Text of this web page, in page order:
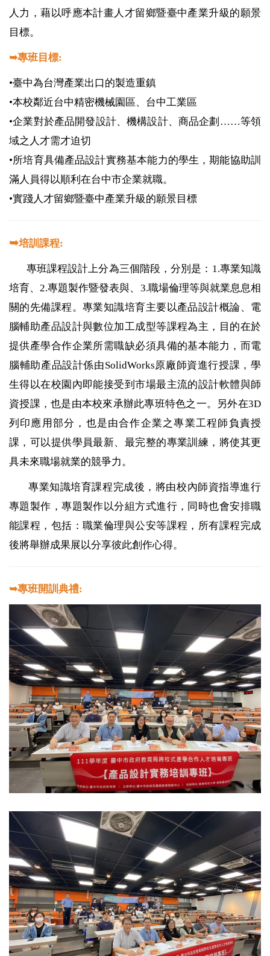
人力，藉以呼應本計畫人才留鄉暨臺中產業升級的願景
目標。
➥專班目標:
•臺中為台灣產業出口的製造重鎮
•本校鄰近台中精密機械園區、台中工業區
•企業對於產品開發設計、機構設計、商品企劃……等領
域之人才需才迫切
•所培育具備產品設計實務基本能力的學生，期能協助訓
滿人員得以順利在台中市企業就職。
•實踐人才留鄉暨臺中產業升級的願景目標
➥培訓課程:
專班課程設計上分為三個階段，分別是： 1.專業知識
培育、 2.專題製作暨發表與、 3.職場倫理等與就業息息相
關的先備課程。專業知識培育主要以產品設計概論、電
腦輔助產品設計與數位加工成型等課程為主，目的在於
提供產學合作企業所需職缺必須具備的基本能力，而電
腦輔助產品設計係由SolidWorks原廠師資進行授課，學
生得以在校園內即能接受到市場最主流的設計軟體與師
資授課，也是由本校來承辦此專班特色之一。另外在3D
列印應用部分，也是由合作企業之專業工程師負責授
課，可以提供學員最新、最完整的專業訓練，將使其更
具未來職場就業的競爭力。
專業知識培育課程完成後，將由校內師資指導進行
專題製作，專題製作以分組方式進行，同時也會安排職
能課程，包括：職業倫理與公安等課程，所有課程完成
後將舉辦成果展以分享彼此創作心得。
➥專班開訓典禮: